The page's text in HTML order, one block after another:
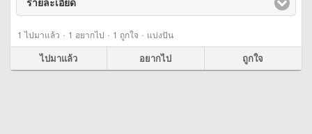
รายละเอียด
1 ไปมาแล้ว · 1 อยากไป · 1 ถูกใจ · แบ่งปัน
ไปมาแล้ว อยากไป ถูกใจ